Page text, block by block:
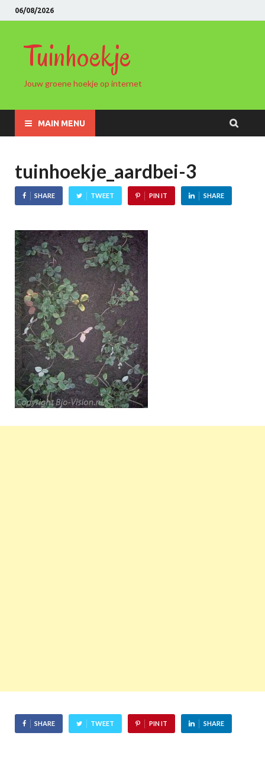
06/08/2026
Tuinhoekje
Jouw groene hoekje op internet
MAIN MENU
tuinhoekje_aardbei-3
SHARE TWEET PIN IT SHARE
SHARE TWEET PIN IT SHARE